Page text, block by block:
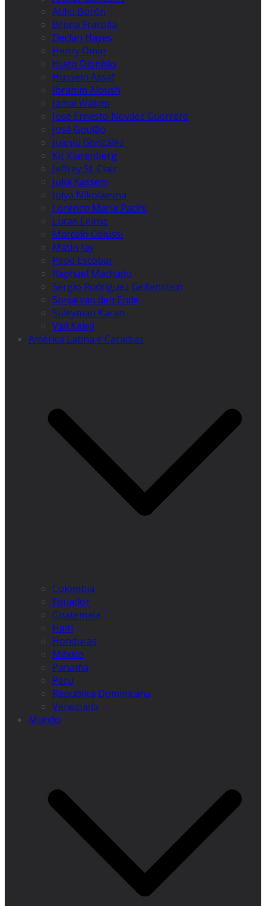
Atilio Borón
Bruna Fracolla
Declan Hayes
Henry Omar
Hugo Dionísio
Hussein Assaf
Ibrahim Aloush
Jamal Wakim
José Ernesto Nováez Guerrero
José Goulão
Juanlu González
Kit Klarenberg
Jeffrey St. Clair
Julia Kassem
Julya Nikolaevna
Lorenzo Maria Pacini
Lucas Leiroz
Marcelo Colussi
Matin Jay
Pepe Escobar
Raphael Machado
Sergio Rodríguez Gelfenstein
Sonja van den Ende
Suleyman Karan
Vali Kaleji
América Latina e Caraíbas
Colômbia
Equador
Guatemala
Haiti
Honduras
México
Panamá
Peru
Républica Dominicana
Venezuela
Mundo